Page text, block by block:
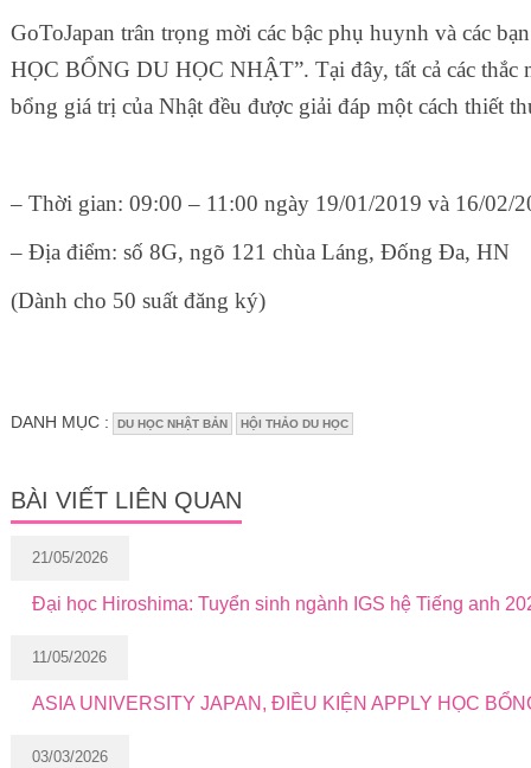
GoToJapan trân trọng mời các bậc phụ huynh và các
HỌC BỔNG DU HỌC NHẬT”. Tại đây, tất cả các thắc
bổng giá trị của Nhật đều được giải đáp một cách thiết
– Thời gian: 09:00 – 11:00 ngày 19/01/2019 và 16/02/
– Địa điểm: số 8G, ngõ 121 chùa Láng, Đống Đa, HN
(Dành cho 50 suất đăng ký)
DANH MỤC : DU HỌC NHẬT BẢN HỘI THẢO DU HỌC
BÀI VIẾT LIÊN QUAN
21/05/2026
Đại học Hiroshima: Tuyển sinh ngành IGS hệ Tiếng anh
11/05/2026
ASIA UNIVERSITY JAPAN, ĐIỀU KIỆN APPLY HỌC
03/03/2026